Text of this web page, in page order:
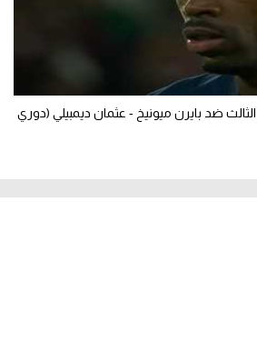
ضد بايرن ميونيخ - عثمان ديمبيلي (دوري